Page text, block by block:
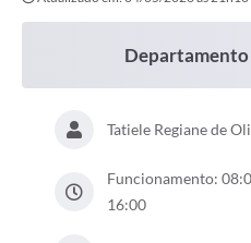
Departamento
Tatiele Regiane de
Funcionamento:
16:00